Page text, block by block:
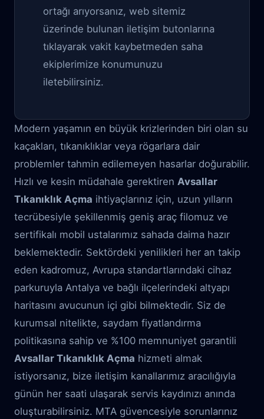
ortağı arıyorsanız, web sitemiz
üzerinde bulunan iletişim butonlarına
tıklayarak vakit kaybetmeden saha
ekiplerimize konumunuzu
iletebilirsiniz.
Modern yaşamın en büyük krizlerinden biri olan su
kaçakları, tıkanıklıklar veya rögarlara dair
problemler tahmin edilemeyen hasarlar doğurabilir.
Hızlı ve kesin müdahale gerektiren Avsallar
Tıkanıklık Açma ihtiyaçlarınız için, uzun yılların
tecrübesiyle şekillenmiş geniş araç filomuz ve
sertifikalı mobil ustalarımız sahada daima hazır
beklemektedir. Sektördeki yenilikleri her an takip
eden kadromuz, Avrupa standartlarındaki cihaz
parkuruyla Antalya ve bağlı ilçelerindeki altyapı
haritasını avucunun içi gibi bilmektedir. Siz de
kurumsal nitelikte, saydam fiyatlandırma
politikasına sahip ve %100 memnuniyet garantili
Avsallar Tıkanıklık Açma hizmeti almak
istiyorsanız, bize iletişim kanallarımız aracılığıyla
günün her saati ulaşarak servis kaydınızı anında
oluşturabilirsiniz. MTA güvencesiyle sorunlarınız